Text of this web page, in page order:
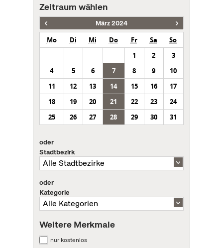
Zeitraum wählen
März 2024
Mo Di Mi Do Fr Sa
So
1
2
3
4
5 6 7 8 9
10
11
12 13 14 15 16
17
18
19 20 21 22 23
24
25
26 27 28 29 30 31
oder
Stadtbezirk
oder
Kategorie
Weitere Merkmale
nur kostenlos